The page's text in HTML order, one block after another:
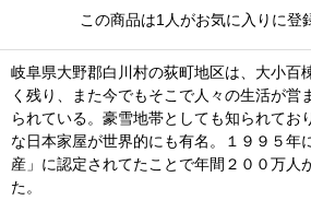
この商品は1人がお気に入りに登
岐阜県大野郡白川村の荻町地区は、大小百
く残り、また今でもそこで人々の生活が営
られている。豪雪地帯としても知られてお
な日本家屋が世界的にも有名。１９９５年
産」に認定されてたことで年間２００万人
た。